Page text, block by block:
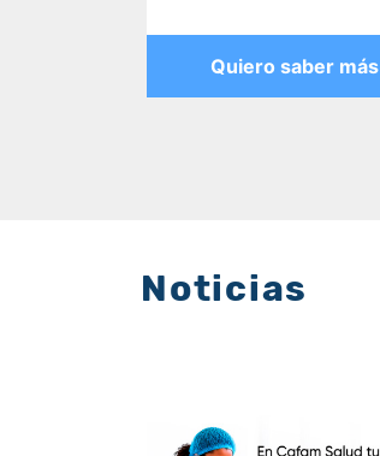
Quiero saber más
Noticias